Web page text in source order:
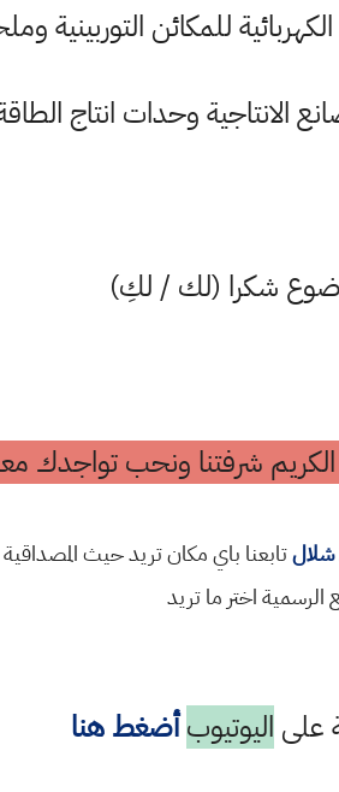
شكرا (لك / لكِ)
شرفتنا ونحب تواجدك
شلالتابعنا باي مكان تريد حيث
الرسمية اختر ما تريد
على اليوتيوب أضغط هنا